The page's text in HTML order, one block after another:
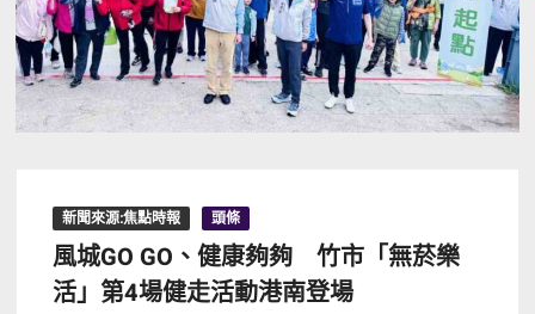
新聞來源:焦點時報 頭條
風城GO GO、健康夠夠 竹市「無菸樂
活」第4場健走活動港南登場